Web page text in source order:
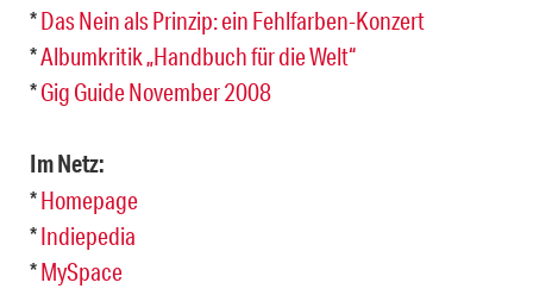
*Das Nein als Prinzip: ein Fehlfarben-Konzert
*Albumkritik „Handbuch für die Welt“
*Gig Guide November 2008
Im Netz:
*Homepage
*Indiepedia
*MySpace